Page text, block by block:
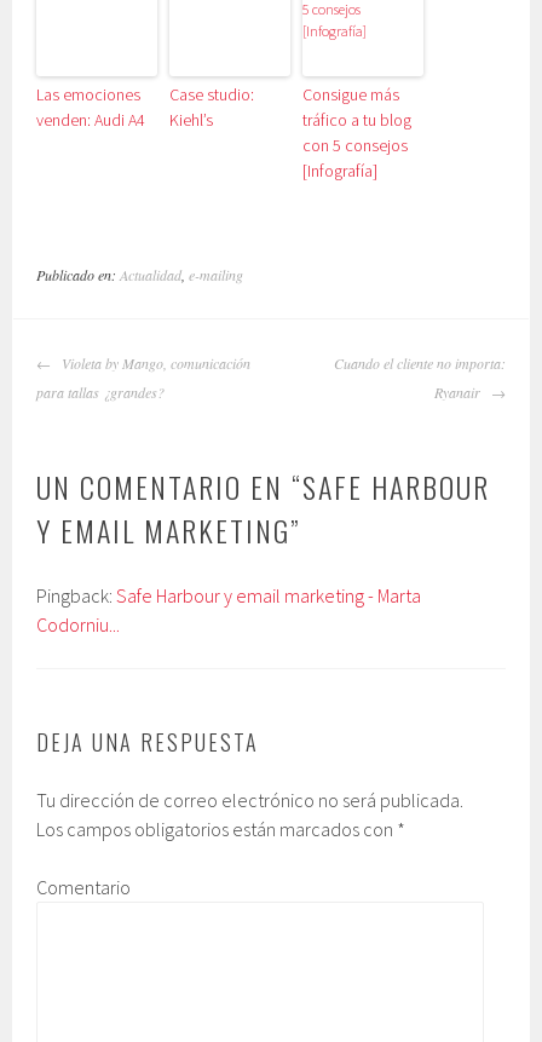
Las emociones
venden: Audi A4
Case studio:
Kiehl’s
Consigue más
tráfico a tu blog
con 5 consejos
[Infografía]
Publicado en:Actualidad ,e-mailing
NAVEGADOR
DE
Violeta by Mango, comunicación
para tallas ¿grandes?
Cuando el cliente no importa:
Ryanair
UN COMENTARIO EN “SAFE HARBOUR
Y EMAIL MARKETING”
Pingback:Safe Harbour y email marketing - Marta
Codorniu...
DEJA UNA RESPUESTA
Tu dirección de correo electrónico no será publicada.
Los campos obligatorios están marcados con *
Comentario